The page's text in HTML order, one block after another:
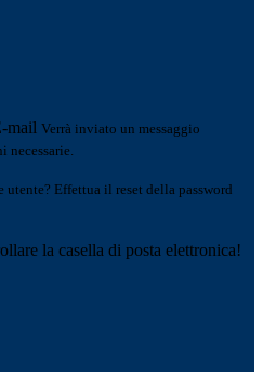
mail Verrà inviato un messaggio
utente? Effettua il reset della password
la casella di posta elettronica!